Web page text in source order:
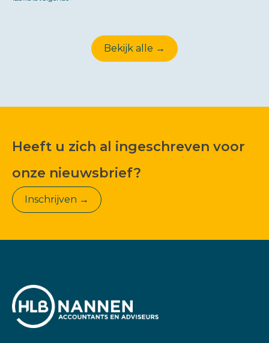
Bekijk alle →
Heeft u zich al ingeschreven voor
onze nieuwsbrief?
Inschrijven →